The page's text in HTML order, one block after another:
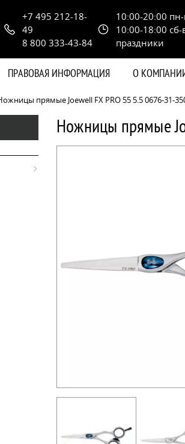
+7 495 212-18-
49
8 800 333-43-84
10:00-20:00 пн-
10:00-18:00
праздники
ПРАВОВАЯ ИНФОРМАЦИЯ О
прямые Joewell FX PRO 55 5.5 0676-31-
Ножницы прямые